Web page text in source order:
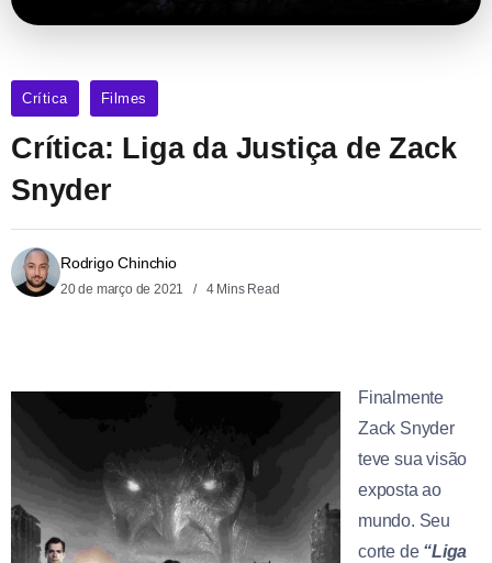
Crítica Filmes
Crítica: Liga da Justiça de Zack
Snyder
Rodrigo Chinchio
20 de março de 2021 4 Mins Read
Finalmente
Zack Snyder
teve sua visão
exposta ao
mundo. Seu
corte de “Liga